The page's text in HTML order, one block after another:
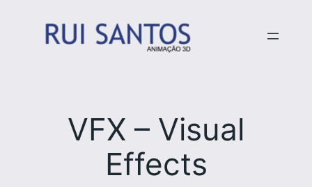
VFX – Visual
Effects